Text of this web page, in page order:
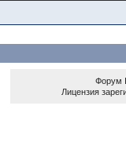
Форум
Лицензия